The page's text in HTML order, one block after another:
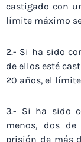
castigado con
límite máximo
2.- Si ha sido
de ellos esté
20 años, el
3.- Si ha sido
menos, dos
prisión de más